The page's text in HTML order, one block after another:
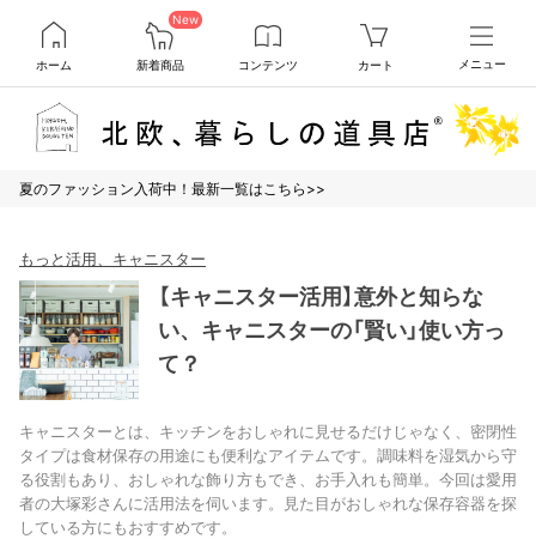
ホーム
New
新着商品 コンテンツ カート メニュー
夏のファッション入荷中！最新一覧はこちら>>
もっと活用、キャニスター
【キャニスター活用】意外と知らな
い、キャニスターの「賢い」使い方っ
て？
キャニスターとは、キッチンをおしゃれに見せるだけじゃなく、密閉性
タイプは食材保存の用途にも便利なアイテムです。調味料を湿気から守
る役割もあり、おしゃれな飾り方もでき、お手入れも簡単。今回は愛用
者の大塚彩さんに活用法を伺います。見た目がおしゃれな保存容器を探
している方にもおすすめです。